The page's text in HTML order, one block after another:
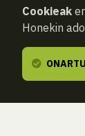
Cookieak
Honekin
ONARTU